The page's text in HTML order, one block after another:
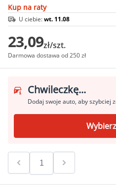
Kup na raty
U ciebie:wt. 11.08
23,09zł/szt.
Darmowa dostawa od 250 zł
Chwileczkę...
Dodaj swoje auto, aby szybciej